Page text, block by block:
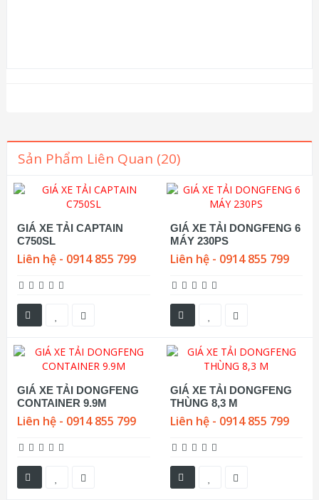
Sản Phẩm Liên Quan (20)
GIÁ XE TẢI CAPTAIN
C750SL
Liên hệ - 0914 855 799
GIÁ XE TẢI DONGFENG 6
MÁY 230PS
Liên hệ - 0914 855 799
GIÁ XE TẢI DONGFENG
CONTAINER 9.9M
Liên hệ - 0914 855 799
GIÁ XE TẢI DONGFENG
THÙNG 8,3 M
Liên hệ - 0914 855 799